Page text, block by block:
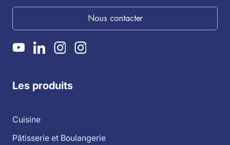
Nous contacter
Les produits
Cuisine
Pâtisserie et Boulangerie